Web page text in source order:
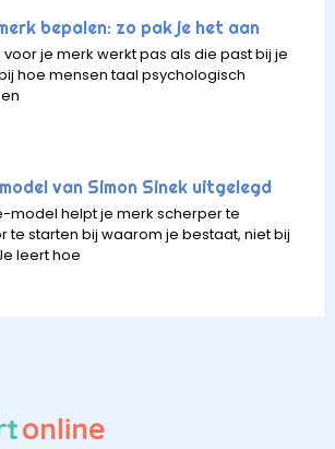
bepalen: zo pak je het aan
je merk werkt pas als die past bij je
hoe mensen taal psychologisch
van Simon Sinek uitgelegd
model helpt je merk scherper te
te starten bij waarom je bestaat, niet bij
leert hoe